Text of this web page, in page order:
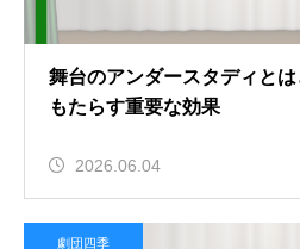
舞台のアンダースタディと
もたらす重要な効果
2026.06.04
劇団四季